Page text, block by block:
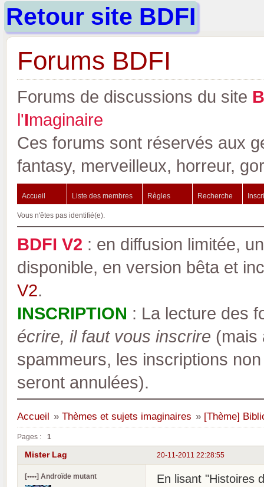
Retour site BDFI
Forums BDFI
Forums de discussions du site B
l'Imaginaire
Ces forums sont réservés aux
fantasy, merveilleux, horreur,
Accueil Liste des membres Règles Recherche
Vous n'êtes pas identifié(e).
BDFI V2 : en diffusion limitée,
disponible, en version bêta et
V2.
INSCRIPTION : La lecture des
écrire, il faut vous inscrire (mais
spammeurs, les inscriptions
seront annulées).
Accueil » Thèmes et sujets imaginaires » [Thème]
Pages : 1
20-11-2011 22:28:55
Mister Lag
[••••] Androïde mutant
En lisant "Histoires